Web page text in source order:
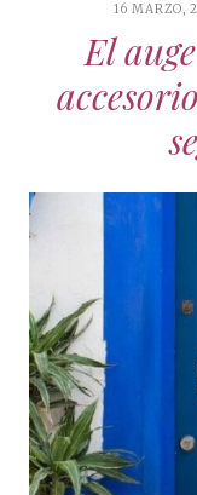
16 MARZO,
El